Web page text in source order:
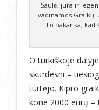
Saulė, jūra ir
vadinamos Graikų
To pakanka,
O turkiškoje
skurdesni –
turtėjo. Kipro
kone 2000 eurų –